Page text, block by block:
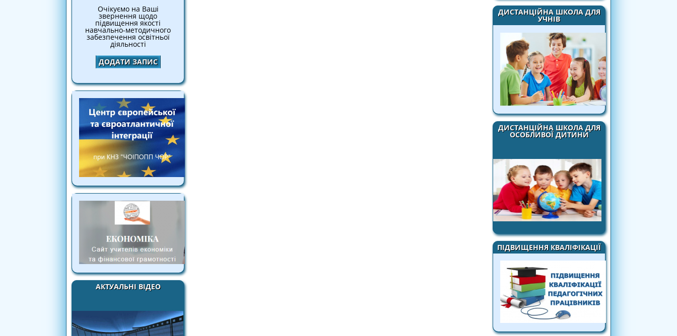
Очікуємо на Ваші
звернення щодо
підвищення якості
навчально-методичного
забезпечення освітньої
діяльності
ДОДАТИ ЗАПИС
АКТУАЛЬНІ ВІДЕО
ДИСТАНЦІЙНА ШКОЛА ДЛЯ
УЧНІВ
ДИСТАНЦІЙНА ШКОЛА ДЛЯ
ОСОБЛИВОЇ ДИТИНИ
ПІДВИЩЕННЯ КВАЛІФІКАЦІЇ